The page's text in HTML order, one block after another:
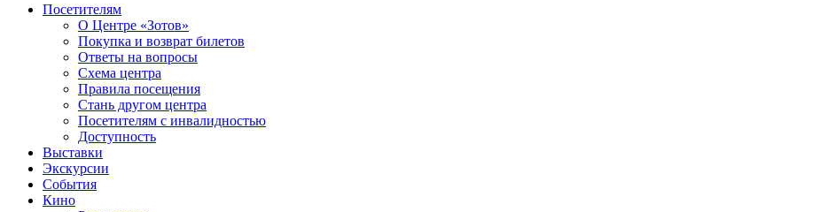
Посетителям
О Центре «Зотов»
Покупка и возврат билетов
Ответы на вопросы
Схема центра
Правила посещения
Стань другом центра
Посетителям с инвалидностью
Доступность
Выставки
Экскурсии
События
Кино